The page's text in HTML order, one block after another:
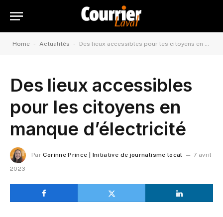
Home - Actualités - Des lieux accessibles pour les citoyens en manque d’électricité
Des lieux accessibles
pour les citoyens en
manque d’électricité
Par Corinne Prince | Initiative de journalisme local
7 avril
2023